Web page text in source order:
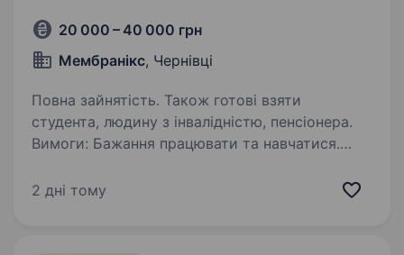
20 000 – 40 000 грн
Мембранікс, Чернівці
Повна зайнятість. Також готові взяти
студента, людину з інвалідністю, пенсіонера.
Вимоги: Бажання працювати та навчатися.
пунктуальність. Відсутність страху висоти.
2 дні тому